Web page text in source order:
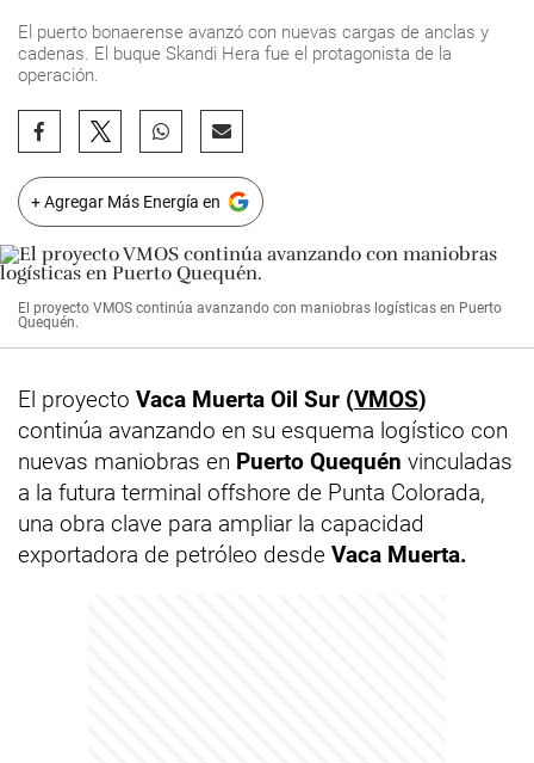
El puerto bonaerense avanzó con nuevas cargas de anclas y
cadenas. El buque Skandi Hera fue el protagonista de la
operación.
+ Agregar Más Energía en
El proyecto VMOS continúa avanzando con maniobras logísticas en Puerto
Quequén.
El proyecto Vaca Muerta Oil Sur (VMOS)
continúa avanzando en su esquema logístico con
nuevas maniobras en Puerto Quequén vinculadas
a la futura terminal offshore de Punta Colorada,
una obra clave para ampliar la capacidad
exportadora de petróleo desde Vaca Muerta.